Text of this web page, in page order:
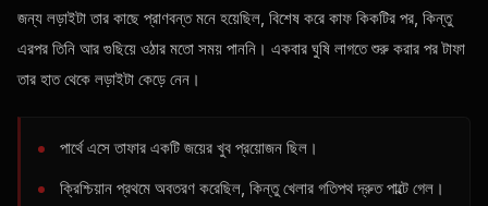
জন্য লড়াইটা তার কাছে প্রাণবন্ত মনে হয়েছিল, বিশেষ করে কাফ কিকটির পর, কিন্তু
এরপর তিনি আর গুছিয়ে ওঠার মতো সময় পাননি। একবার ঘুষি লাগতে শুরু করার পর টাফা
তার হাত থেকে লড়াইটা কেড়ে নেন।
পার্থে এসে তাফার একটি জয়ের খুব প্রয়োজন ছিল।
ক্রিশ্চিয়ান প্রথমে অবতরণ করেছিল, কিন্তু খেলার গতিপথ দ্রুত পাল্টে গেল।